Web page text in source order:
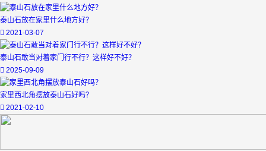
泰山石放在家里什么地方好？
2021-03-07
泰山石敢当对着家门行不行？这样好不好？
2025-09-09
家里西北角摆放泰山石好吗？
2021-02-10